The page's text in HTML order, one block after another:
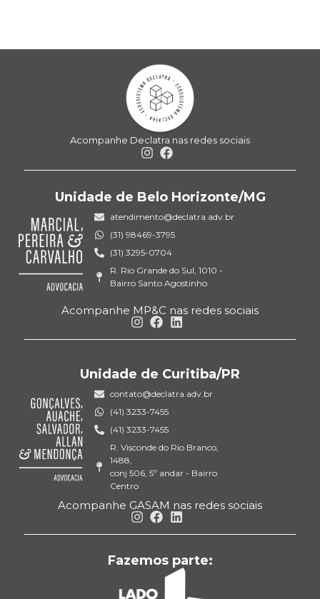
Acompanhe Declatra nas redes sociais
Unidade de Belo Horizonte/MG
atendimento@declatra.adv.br
(31) 98469-3795
(31) 3295-0704
R. Rio Grande do Sul, 1010 -
Bairro Santo Agostinho
Acompanhe MP&C nas redes sociais
Unidade de Curitiba/PR
contato@declatra.adv.br
(41) 3233-7455
(41) 3233-7455
R. Visconde do Rio Branco,
1488,
conj 506, 5º andar - Bairro
Centro
Acompanhe GASAM nas redes sociais
Fazemos parte: